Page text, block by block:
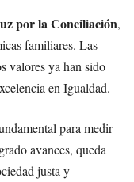
por la Conciliación,
familiares. Las
valores ya han sido
en Igualdad.
para medir
avances, queda
justa y